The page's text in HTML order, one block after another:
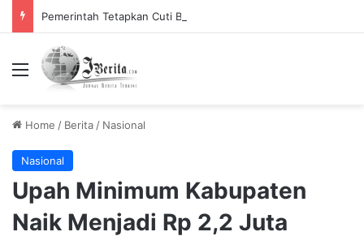
Menu
Home / Berita / Nasional
Nasional
Upah Minimum Kabupaten
Naik Menjadi Rp 2,2 Juta